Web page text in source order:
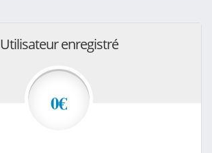
Utilisateur enregistré
0€